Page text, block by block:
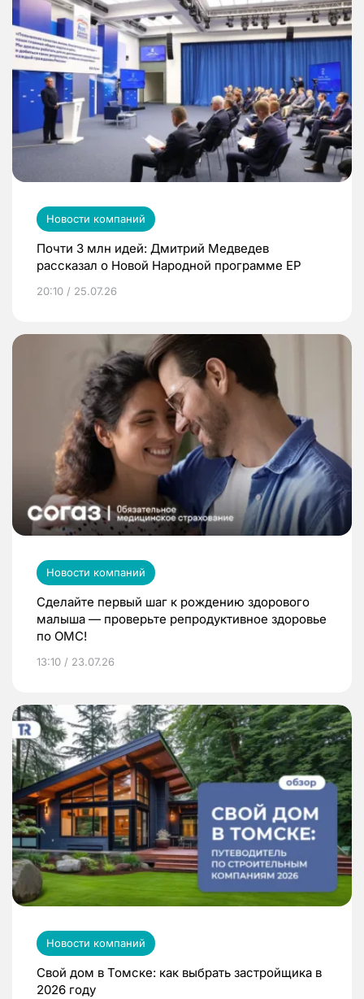
Новости компаний
Почти 3 млн идей: Дмитрий Медведев
рассказал о Новой Народной программе ЕР
20:10 / 25.07.26
Новости компаний
Сделайте первый шаг к рождению здорового
малыша — проверьте репродуктивное здоровье
по ОМС!
13:10 / 23.07.26
Новости компаний
Свой дом в Томске: как выбрать застройщика в
2026 году